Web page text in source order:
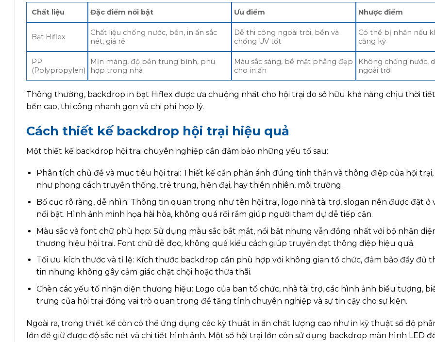
Chất liệu Đặc điểm nổi bật Ưu điểm Nhược điểm
Bạt Hiflex
Chất liệu chống nước, bền, in ấn sắc
nét, giá rẻ
Dễ thi công ngoài trời, bền và
chống UV tốt
Có thể bị nhăn nếu
căng kỹ
PP
(Polypropylen)
Mịn màng, độ bền trung bình, phù
hợp trong nhà
Màu sắc sáng, bề mặt phẳng đẹp
cho in ấn
Không chống nước,
ngoài trời
Thông thường, backdrop in bạt Hiflex được ưa chuộng nhất cho hội trại do sở hữu khả năng chịu thời
bền cao, thi công nhanh gọn và chi phí hợp lý.
Cách thiết kế backdrop hội trại hiệu quả
Một thiết kế backdrop hội trại chuyên nghiệp cần đảm bảo những yếu tố sau:
Phân tích chủ đề và mục tiêu hội trại: Thiết kế cần phản ánh đúng tinh thần và thông điệp của hội
như phong cách truyền thống, trẻ trung, hiện đại, hay thiên nhiên, môi trường.
Bố cục rõ ràng, dễ nhìn: Thông tin quan trọng như tên hội trại, logo nhà tài trợ, slogan nên được đặt ở
nổi bật. Hình ảnh minh họa hài hòa, không quá rối rắm giúp người tham dự dễ tiếp cận.
Màu sắc và font chữ phù hợp: Sử dụng màu sắc bắt mắt, nổi bật nhưng vẫn đồng nhất với bộ nhận
thương hiệu hội trại. Font chữ dễ đọc, không quá kiểu cách giúp truyền đạt thông điệp hiệu quả.
Tối ưu kích thước và tỉ lệ: Kích thước backdrop cần phù hợp với không gian tổ chức, đảm bảo đầy đủ
tin nhưng không gây cảm giác chật chội hoặc thừa thãi.
Chèn các yếu tố nhận diện thương hiệu: Logo của ban tổ chức, nhà tài trợ, các hình ảnh biểu tượng,
trưng của hội trại đóng vai trò quan trọng để tăng tính chuyên nghiệp và sự tin cậy cho sự kiện.
Ngoài ra, trong thiết kế còn có thể ứng dụng các kỹ thuật in ấn chất lượng cao như in kỹ thuật số độ
lớn để giữ được độ sắc nét và chi tiết hình ảnh. Một số hội trại lớn còn sử dụng backdrop màn hình LED